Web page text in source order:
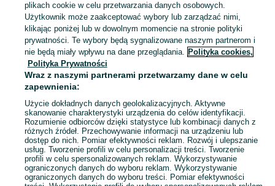
Szeroki wybór bluz męskich Luboń ▶️ z kapturem, dresowe, oversize i z nadrukiem ✅ Nowe i używane w atrakcyjnych cenach ✌ Znajdź oferty na OLX.pl! Zobacz
Mapa kategorii
Mapa miejscowości
Mapa ministron
Popularne wyszukiwania
plikach cookie w celu przetwarzania danych osobowych.
Użytkownik może zaakceptować wybory lub zarządzać nimi,
klikając poniżej lub w dowolnym momencie na stronie polityki
prywatności. Te wybory będą sygnalizowane naszym partnerom i
nie będą miały wpływu na dane przeglądania. Polityka cookies,
Polityka Prywatności
Wraz z naszymi partnerami przetwarzamy dane w celu
zapewnienia:
Użycie dokładnych danych geolokalizacyjnych. Aktywne
skanowanie charakterystyki urządzenia do celów identyfikacji.
Rozumienie odbiorców dzięki statystyce lub kombinacji danych z
różnych źródeł. Przechowywanie informacji na urządzeniu lub
dostęp do nich. Pomiar efektywności reklam. Rozwój i ulepszanie
usług. Tworzenie profili w celu personalizacji treści. Tworzenie
profili w celu spersonalizowanych reklam. Wykorzystywanie
ograniczonych danych do wyboru reklam. Wykorzystywanie
ograniczonych danych do wyboru treści. Pomiar efektywności